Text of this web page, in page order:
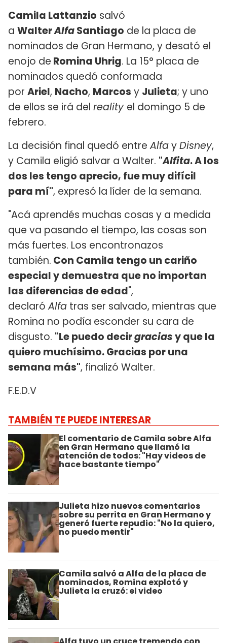
Camila Lattanzio salvó
a WalterAlfaSantiago de la placa de
nominados de Gran Hermano, y desató el
enojo de ​Romina Uhrig. La 15° placa de
nominados quedó conformada
por Ariel, Nacho, Marcos y Julieta; y uno
de ellos se irá del reality el domingo 5 de
febrero.
La decisión final quedó entreAlfayDisney,
y Camila eligió salvar a Walter. "Alfita. A los
dos les tengo aprecio, fue muy difícil
para mí", expresó la líder de la semana.
"Acá aprendés muchas cosas y a medida
que va pasando el tiempo, las cosas son
más fuertes. Los encontronazos
también. Con Camila tengo un cariño
especial y demuestra que no importan
las diferencias de edad",
declaróAlfa tras ser salvado, mientras que
Romina no podía esconder su cara de
disgusto. "Le puedo decirgraciasy que la
quiero muchísimo. Gracias por una
semana más", finalizó Walter.
F.E.D.V
TAMBIÉN TE PUEDE INTERESAR
El comentario de Camila sobre Alfa
en Gran Hermano que llamó la
atención de todos: "Hay videos de
hace bastante tiempo"
Julieta hizo nuevos comentarios
sobre su perrita en Gran Hermano y
generó fuerte repudio: "No la quiero,
no puedo mentir"
Camila salvó a Alfa de la placa de
nominados, Romina explotó y
Julieta la cruzó: el video